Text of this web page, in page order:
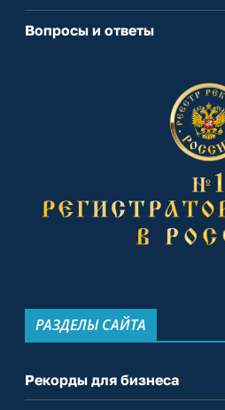
Вопросы и ответы
РАЗДЕЛЫ САЙТА
Рекорды для бизнеса